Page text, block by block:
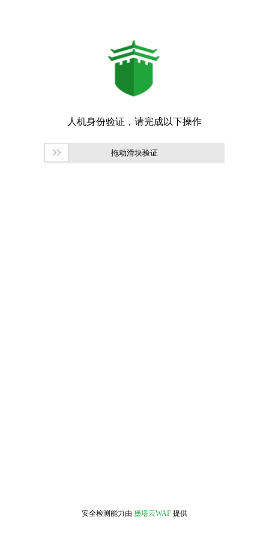
拖动滑块验证
安全检测能力由 堡塔云WAF 提供